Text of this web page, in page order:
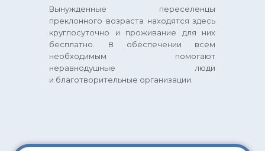
Вынужденные переселенцы
преклонного возраста находятся здесь
круглосуточно и проживание для них
бесплатно. В обеспечении всем
необходимым помогают
неравнодушные люди
и благотворительные организации.